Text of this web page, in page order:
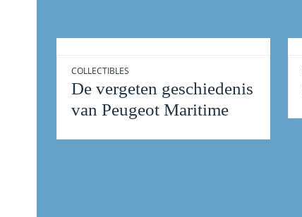
De vergeten geschiedenis
van Peugeot Maritime
COLLECTIBLES